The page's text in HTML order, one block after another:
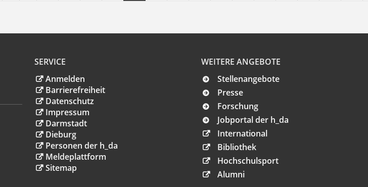
SERVICE
Anmelden
Barrierefreiheit
Datenschutz
Impressum
Darmstadt
Dieburg
Personen der h_da
Meldeplattform
Sitemap
WEITERE ANGEBOTE
Stellenangebote
Presse
Forschung
Jobportal der h_da
International
Bibliothek
Hochschulsport
Alumni